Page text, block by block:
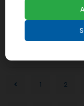
Vidas
1 2